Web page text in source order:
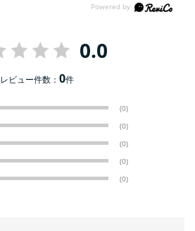
0.0
レビュー件数：0件
(0)
(0)
(0)
(0)
(0)